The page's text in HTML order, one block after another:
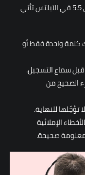
أغلب الأخطاء التي تمنعك من الحصول على 5.5 في الآيلتس تأتي
كلمة واحدة فقط أو
قبل سماع التسجيل.
الصحيح من
تؤجّلها للنهاية.
الإملائية
صحيحة.